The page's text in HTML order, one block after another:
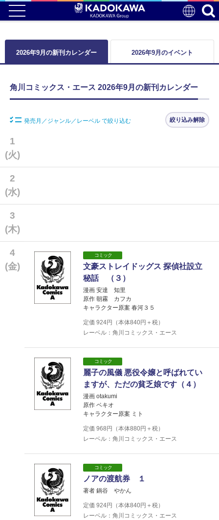
2026年9月の新刊カレンダー 2026年9月のイベント
角川コミックス・エース 2026年9月の新刊カレンダー
発売月／ジャンル／レーベル で絞り込む 絞り込み解除
1
(火)
2
(水)
3
(木)
4
(金)
コミック
文豪ストレイドッグス 探偵社設立
秘話 （３）
漫画 安達 知里
原作 朝霧 カフカ
キャラクター原案 春河３５
定価 924円（本体840円＋税）
レーベル：角川コミックス・エース
コミック
麗子の風儀 悪役令嬢と呼ばれてい
ますが、ただの貧乏娘です（４）
漫画 otakumi
原作 ベキオ
キャラクター原案 ミト
定価 968 円（本体880円＋税）
レーベル：角川コミックス・エース
コミック
ノアの渡航券 １
著者 鍋谷 やかん
定価 924円（本体840円＋税）
レーベル：角川コミックス・エース